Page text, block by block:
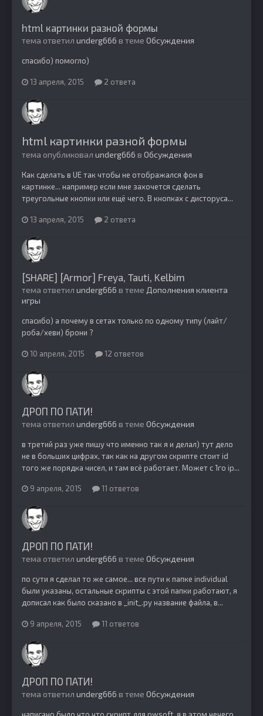
html картинки разной формы
тема ответил underg666 в теме Обсуждения
спасибо) помогло)
13 апреля, 2015 2 ответа
html картинки разной формы
тема опубликовал underg666 в Обсуждения
Как сделать в UE так чтобы не отображался фон в
картинке... например если мне захочется сделать
треугольные кнопки или ещё чего. В кнопках с дисторуса...
13 апреля, 2015 2 ответа
[SHARE] [Armor] Freya, Tauti, Kelbim
тема ответил underg666 в теме Дополнения клиента
игры
спасибо) а почему в сетах только по одному типу (лайт/
роба/хеви) брони ?
10 апреля, 2015 12 ответов
ДРОП ПО ПАТИ!
тема ответил underg666 в теме Обсуждения
в третий раз уже пишу что именно так я и делал) тут дело
не в больших цифрах, так как на другом скрипте стоит id
того же порядка чисел, и там всё работает. Может с 1го ip...
9 апреля, 2015 11 ответов
ДРОП ПО ПАТИ!
тема ответил underg666 в теме Обсуждения
по сути я сделал то же самое... все пути к папке individual
были указаны, остальные скрипты с этой папки работают, я
дописал как было сказано в _init_.py название файла, в...
9 апреля, 2015 11 ответов
ДРОП ПО ПАТИ!
тема ответил underg666 в теме Обсуждения